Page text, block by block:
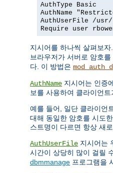
AuthType Basic
AuthName
AuthUserFile /usr/
Require user
지시어를 하나씩 살펴보자.
브라우저가 서버로 암호
다. 이 방법은
AuthName 지시어는 인증
보를 사용하여 클라이언
예를 들어, 일단 클라이언
대해 동일한 암호를 시도
스트명이 다르면 항상 새
AuthUserFile 지시어는
시간이 상당히 많이 걸릴
dbmmanage 프로그램을